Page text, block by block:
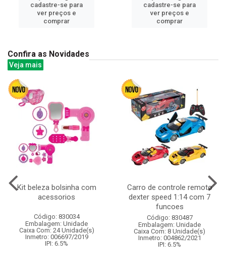
cadastre-se para
ver preços e
comprar
cadastre-se para
ver preços e
comprar
Confira as Novidades
Veja mais
Kit beleza bolsinha com
acessorios
Código: 830034
Embalagem: Unidade
Caixa Com: 24 Unidade(s)
Inmetro: 006697/2019
IPI: 6.5%
Carro de controle remoto
dexter speed 1:14 com 7
funcoes
Código: 830487
Embalagem: Unidade
Caixa Com: 8 Unidade(s)
Inmetro: 004862/2021
IPI: 6.5%